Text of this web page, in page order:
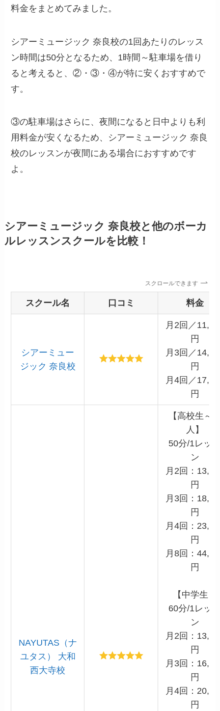
料金をまとめてみました。
シアーミュージック 奈良校の1回あたりのレッス
ン時間は50分となるため、1時間～駐車場を借り
ると考えると、②・③・④が特に安くおすすめで
す。
③の駐車場はさらに、夜間になると日中よりも利
用料金が安くなるため、シアーミュージック 奈良
校のレッスンが夜間にある場合におすすめです
よ。
シアーミュージック 奈良校と他のボーカ
ルレッスンスクールを比較！
スクロールできます
スクール名 口コミ 料金
シアーミュー
ジック 奈良校
月2回／
円
月3回／
円
月4回／
円
NAYUTAS（ナ
ユタス） 大和
西大寺校
【高校生～
人】
50分/1レッ
ン
月2回：
円
月3回：
円
月4回：
円
月8回：
円
【中学生】
60分/1レッ
ン
月2回：
円
月3回：
円
月4回：
円